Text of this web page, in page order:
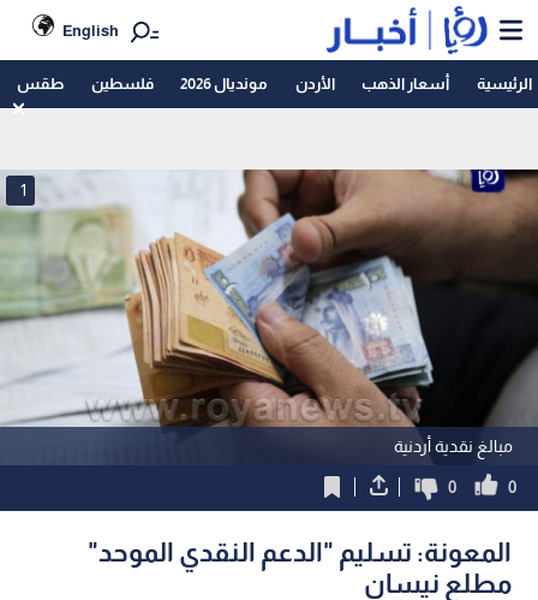
English
الرئيسية أسعار الذهب الأردن مونديال 2026 فلسطين طقس
مبالغ نقدية أردنية
1
0
0
المعونة: تسليم "الدعم النقدي الموحد"
مطلع نيسان